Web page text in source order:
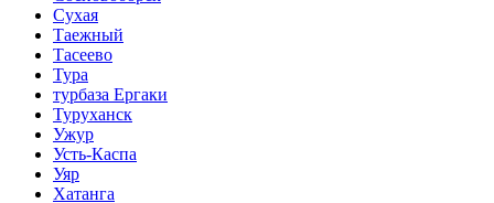
Сухая
Таежный
Тасеево
Тура
турбаза Ергаки
Туруханск
Ужур
Усть-Каспа
Уяр
Хатанга